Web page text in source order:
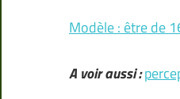
Modèle : être de
A voir aussi :